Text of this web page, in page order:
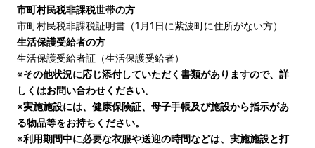
市町村民税非課税世帯の方
市町村民税非課税証明書（1月1日に紫波町に住所がない方）
生活保護受給者の方
生活保護受給者証（生活保護受給者）
※その他状況に応じ添付していただく書類がありますので、詳
しくはお問い合わせください。
※実施施設には、健康保険証、母子手帳及び施設から指示があ
る物品等をお持ちください。
※利用期間中に必要な衣服や送迎の時間などは、実施施設と打